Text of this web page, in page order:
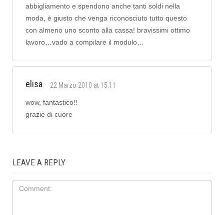
abbigliamento e spendono anche tanti soldi nella
moda, è giusto che venga riconosciuto tutto questo
con almeno uno sconto alla cassa! bravissimi ottimo
lavoro…vado a compilare il modulo…
elisa 22 Marzo 2010 at 15:11
wow, fantastico!!
grazie di cuore
LEAVE A REPLY